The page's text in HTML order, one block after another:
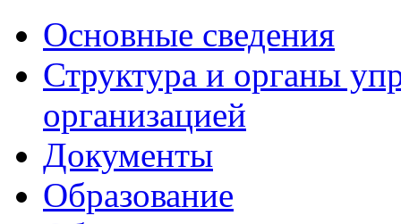
Основные сведения
Структура и органы
организацией
Документы
Образование